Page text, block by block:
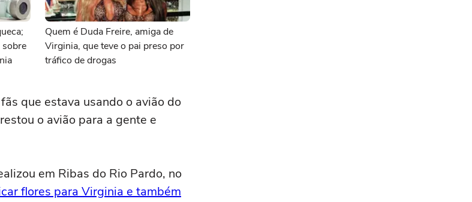
sobre
Quem é Duda Freire, amiga de
Virginia, que teve o pai preso por
tráfico de drogas
que estava usando o avião do
o avião para a gente e
em Ribas do Rio Pardo, no
flores para Virginia e também